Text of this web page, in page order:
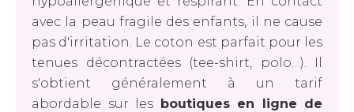
avec la peau fragile des enfants, il ne cause
pas d'irritation. Le coton est parfait pour les
tenues décontractées (tee-shirt, polo…). Il
s'obtient généralement à un tarif
abordable sur les boutiques en ligne de